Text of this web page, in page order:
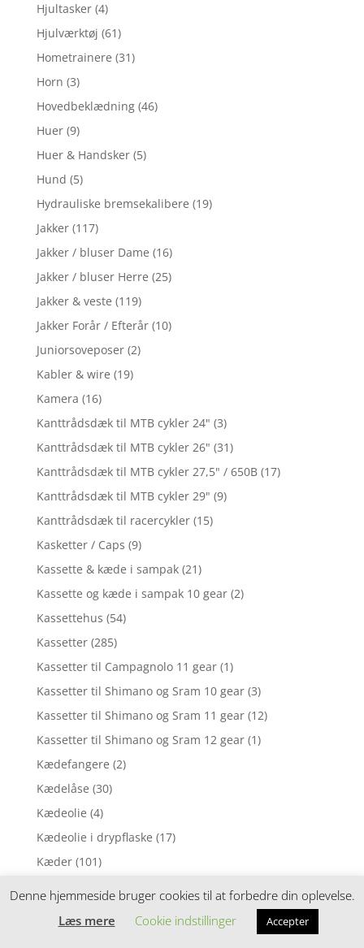
Hjultasker (4)
Hjulværktøj (61)
Hometrainere (31)
Horn (3)
Hovedbeklædning (46)
Huer (9)
Huer & Handsker (5)
Hund (5)
Hydrauliske bremsekalibere (19)
Jakker (117)
Jakker / bluser Dame (16)
Jakker / bluser Herre (25)
Jakker & veste (119)
Jakker Forår / Efterår (10)
Juniorsoveposer (2)
Kabler & wire (19)
Kamera (16)
Kanttrådsdæk til MTB cykler 24" (3)
Kanttrådsdæk til MTB cykler 26" (31)
Kanttrådsdæk til MTB cykler 27,5" / 650B (17)
Kanttrådsdæk til MTB cykler 29" (9)
Kanttrådsdæk til racercykler (15)
Kasketter / Caps (9)
Kassette & kæde i sampak (21)
Kassette og kæde i sampak 10 gear (2)
Kassettehus (54)
Kassetter (285)
Kassetter til Campagnolo 11 gear (1)
Kassetter til Shimano og Sram 10 gear (3)
Kassetter til Shimano og Sram 11 gear (12)
Kassetter til Shimano og Sram 12 gear (1)
Kædefangere (2)
Kædelåse (30)
Kædeolie (4)
Kædeolie i drypflaske (17)
Kæder (101)
Denne hjemmeside bruger cookies til at forbedre din oplevelse.
Læs mere
Cookie indstillinger Accepter